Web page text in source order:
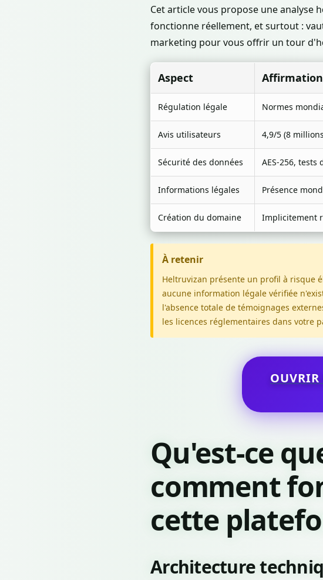
Cet article vous propose une analyse
fonctionne réellement, et surtout :
marketing pour vous offrir un tour
Aspect
Régulation légale Normes
Avis utilisateurs 4,9/5 (8
Sécurité des données AES-256,
Informations légales Présence
Création du domaine Implicitement
À retenir
Heltruvizan présente un profil à risque
aucune information légale vérifiée
l'absence totale de témoignages
les licences réglementaires dans votre
Qu'est-ce
comment
cette
Architecture